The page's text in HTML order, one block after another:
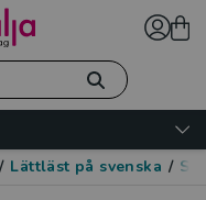
/ Lättläst på svenska /